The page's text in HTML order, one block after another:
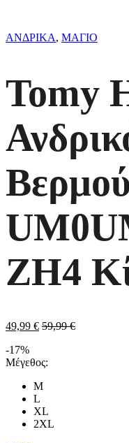
ΑΝΔΡΙΚΑ, ΜΑΓΙΟ
Tomy
ZH4
49,99 € 59,99€
-17%
Μέγεθος:
M
L
XL
2XL